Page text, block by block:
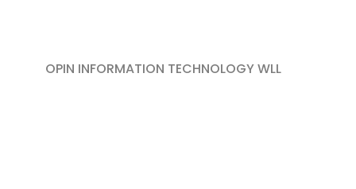
OPIN INFORMATION TECHNOLOGY WLL